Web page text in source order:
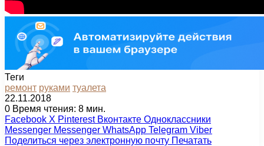
Теги
ремонт руками туалета
22.11.2018
0 Время чтения: 8 мин.
Facebook X Pinterest Вконтакте Одноклассники
Messenger Messenger WhatsApp Telegram Viber
Поделиться через электронную почту Печатать